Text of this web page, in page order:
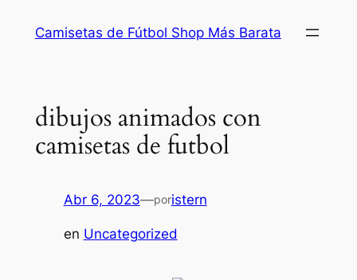
Camisetas de Fútbol Shop Más Barata
dibujos animados con
camisetas de futbol
Abr 6, 2023—poristern
en Uncategorized